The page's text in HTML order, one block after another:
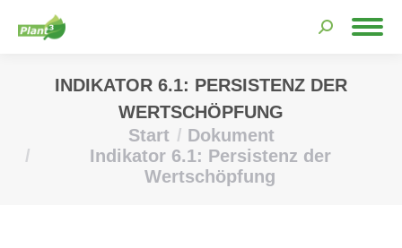
Search:
INDIKATOR 6.1: PERSISTENZ DER
WERTSCHÖPFUNG
Sie befinden sich hier:
Start
Dokument
Indikator 6.1: Persistenz der
Wertschöpfung